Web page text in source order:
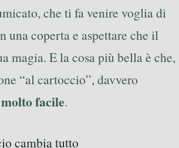
che ti fa venire voglia di
una coperta e aspettare che il
magia. E la cosa più bella è che,
“al cartoccio”, davvero
facile.
cambia tutto